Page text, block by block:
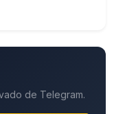
de Telegram.